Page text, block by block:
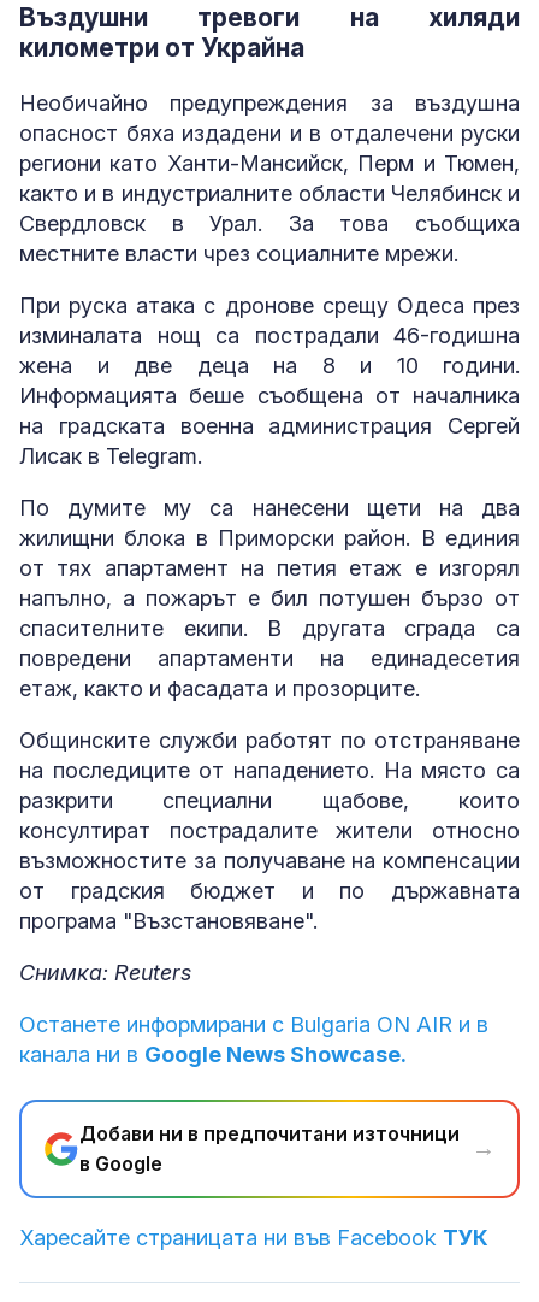
Въздушни тревоги на хиляди
километри от Украйна
Необичайно предупреждения за въздушна
опасност бяха издадени и в отдалечени руски
региони като Ханти-Мансийск, Перм и Тюмен,
както и в индустриалните области Челябинск и
Свердловск в Урал. За това съобщиха
местните власти чрез социалните мрежи.
При руска атака с дронове срещу Одеса през
изминалата нощ са пострадали 46-годишна
жена и две деца на 8 и 10 години.
Информацията беше съобщена от началника
на градската военна администрация Сергей
Лисак в Telegram.
По думите му са нанесени щети на два
жилищни блока в Приморски район. В единия
от тях апартамент на петия етаж е изгорял
напълно, а пожарът е бил потушен бързо от
спасителните екипи. В другата сграда са
повредени апартаменти на единадесетия
етаж, както и фасадата и прозорците.
Общинските служби работят по отстраняване
на последиците от нападението. На място са
разкрити специални щабове, които
консултират пострадалите жители относно
възможностите за получаване на компенсации
от градския бюджет и по държавната
програма "Възстановяване".
Снимка: Reuters
Останете информирани с Bulgaria ON AIR и в
канала ни в Google News Showcase.
Добави ни в предпочитани източници
в Google
→
Харесайте страницата ни във Facebook ТУК